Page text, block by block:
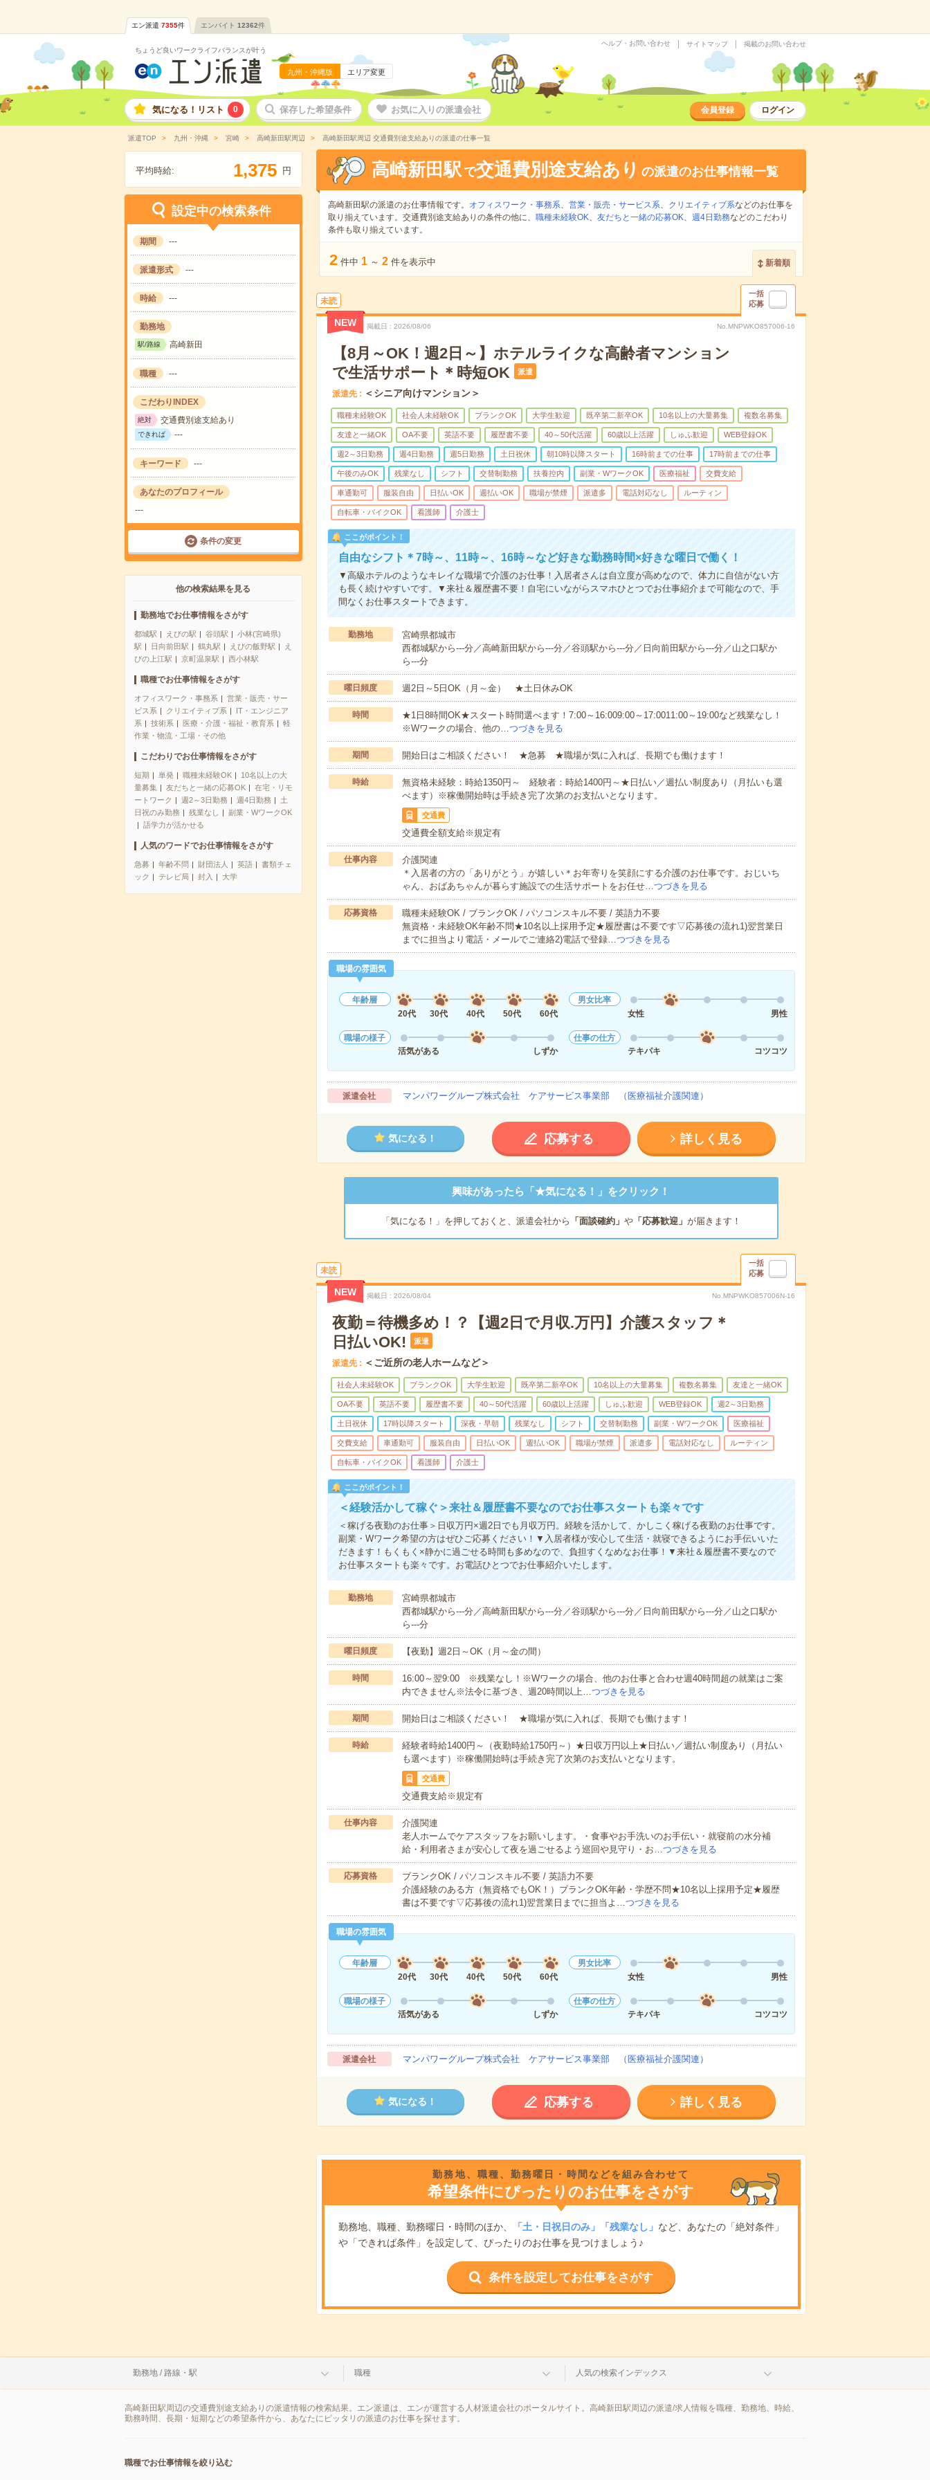
エン派遣 7355件 エンバイト 12362件
ちょうど良いワークライフバランスが叶う
九州・沖縄版 エリア変更
ヘルプ・お問い合わせ サイトマップ 掲載のお問い合わせ
気になる！リスト 0 保存した希望条件 お気に入りの派遣会社 会員登録 ログイン
派遣TOP 九州・沖縄 宮崎 高崎新田駅周辺 高崎新田駅周辺 交通費別途支給ありの派遣の仕事一覧
平均時給: 1,375 円
設定中の検索条件
期間 ---
派遣形式 ---
時給 ---
勤務地
駅/路線 高崎新田
職種 ---
こだわりINDEX
絶対 交通費別途支給あり
できれば ---
キーワード ---
あなたのプロフィール
---
条件の変更
他の検索結果を見る
勤務地でお仕事情報をさがす
都城駅 えびの駅 谷頭駅
小林(宮崎県)
駅
日向前田駅 鶴丸駅 えびの飯野駅
え
びの上江駅
京町温泉駅 西小林駅
職種でお仕事情報をさがす
オフィスワーク・事務系
営業・販売・サー
ビス系
クリエイティブ系
IT・エンジニア
系
技術系 医療・介護・福祉・教育系
軽
作業・物流・工場・その他
こだわりでお仕事情報をさがす
短期 単発 職種未経験OK
10名以上の大
量募集
友だちと一緒の応募OK
在宅・リモ
ートワーク
週2～3日勤務 週4日勤務
土
日祝のみ勤務
残業なし
副業・WワークOK
語学力が活かせる
人気のワードでお仕事情報をさがす
急募 年齢不問 財団法人 英語
書類チェ
ック
テレビ局 封入 大学
高崎新田駅 で交通費別途支給あり の派遣のお仕事情報一覧
高崎新田駅の派遣のお仕事情報です。 オフィスワーク・事務系、 営業・販売・サービス系、 クリエイティブ系などのお仕事を
取り揃えています。交通費別途支給ありの条件の他に、 職種未経験OK、 友だちと一緒の応募OK、 週4日勤務などのこだわり
条件も取り揃えています。
2 件中 1 ～ 2 件を表示中 新着順
未読
一括
応募
NEW 掲載日 2026/08/06 No.MNPWKO857006-16
【8月～OK！週2日～】ホテルライクな高齢者マンション
で生活サポート＊時短OK
派遣
派遣先 ＜シニア向けマンション＞
職種未経験OK 社会人未経験OK ブランクOK 大学生歓迎 既卒第二新卒OK 10名以上の大量募集 複数名募集
友達と一緒OK OA不要 英語不要 履歴書不要 40～50代活躍 60歳以上活躍 しゅふ歓迎 WEB登録OK
週2～3日勤務 週4日勤務 週5日勤務 土日祝休 朝10時以降スタート 16時前までの仕事 17時前までの仕事
午後のみOK 残業なし シフト 交替制勤務 扶養控内 副業・WワークOK 医療福祉 交費支給
車通勤可 服装自由 日払いOK 週払いOK 職場が禁煙 派遣多 電話対応なし ルーティン
自転車・バイクOK 看護師 介護士
ここがポイント！
自由なシフト＊7時～、11時～、16時～など好きな勤務時間×好きな曜日で働く！
▼高級ホテルのようなキレイな職場で介護のお仕事！入居者さんは自立度が高めなので、体力に自信がない方
も長く続けやすいです。▼来社＆履歴書不要！自宅にいながらスマホひとつでお仕事紹介まで可能なので、手
間なくお仕事スタートできます。
勤務地
宮崎県都城市
西都城駅から---分／高崎新田駅から---分／谷頭駅から---分／日向前田駅から---分／山之口駅か
ら---分
曜日頻度 週2日～5日OK（月～金） ★土日休みOK
時間
★1日8時間OK★スタート時間選べます！7:00～16:009:00～17:0011:00～19:00など残業なし！
※Wワークの場合、他の…つづきを見る
期間 開始日はご相談ください！ ★急募 ★職場が気に入れば、長期でも働けます！
時給
無資格未経験：時給1350円～ 経験者：時給1400円～★日払い／週払い制度あり（月払いも選
べます）※稼働開始時は手続き完了次第のお支払いとなります。
交通費
交通費全額支給※規定有
仕事内容
介護関連
＊入居者の方の「ありがとう」が嬉しい＊お年寄りを笑顔にする介護のお仕事です。おじいち
ゃん、おばあちゃんが暮らす施設での生活サポートをお任せ…つづきを見る
応募資格
職種未経験OK / ブランクOK / パソコンスキル不要 / 英語力不要
無資格・未経験OK年齢不問★10名以上採用予定★履歴書は不要です▽応募後の流れ1)翌営業日
までに担当より電話・メールでご連絡2)電話で登録…つづきを見る
職場の雰囲気
年齢層
20代
30代 40代 50代 60代
男女比率
女性
男性
職場の様子
活気がある
しずか
仕事の仕方
テキパキ
コツコツ
派遣会社 マンパワーグループ株式会社 ケアサービス事業部 （医療福祉介護関連）
気になる！ 応募する 詳しく見る
興味があったら「★気になる！」をクリック！
「気になる！」を押しておくと、派遣会社から 「面談確約」 や「応募歓迎」 が届きます！
未読
一括
応募
NEW 掲載日 2026/08/04 No.MNPWKO857006N-16
夜勤＝待機多め！？【週2日で月収.万円】介護スタッフ＊
日払いOK!
派遣
派遣先 ＜ご近所の老人ホームなど＞
社会人未経験OK ブランクOK 大学生歓迎 既卒第二新卒OK 10名以上の大量募集 複数名募集 友達と一緒OK
OA不要 英語不要 履歴書不要 40～50代活躍 60歳以上活躍 しゅふ歓迎 WEB登録OK 週2～3日勤務
土日祝休 17時以降スタート 深夜・早朝 残業なし シフト 交替制勤務 副業・WワークOK 医療福祉
交費支給 車通勤可 服装自由 日払いOK 週払いOK 職場が禁煙 派遣多 電話対応なし ルーティン
自転車・バイクOK 看護師 介護士
ここがポイント！
＜経験活かして稼ぐ＞来社＆履歴書不要なのでお仕事スタートも楽々です
＜稼げる夜勤のお仕事＞日収万円×週2日でも月収万円。経験を活かして、かしこく稼げる夜勤のお仕事です。
副業・Wワーク希望の方はぜひご応募ください！▼入居者様が安心して生活・就寝できるようにお手伝いいた
だきます！もくもく×静かに過ごせる時間も多めなので、負担すくなめなお仕事！▼来社＆履歴書不要なので
お仕事スタートも楽々です。お電話ひとつでお仕事紹介いたします。
勤務地
宮崎県都城市
西都城駅から---分／高崎新田駅から---分／谷頭駅から---分／日向前田駅から---分／山之口駅か
ら---分
曜日頻度 【夜勤】週2日～OK（月～金の間）
時間
16:00～翌9:00 ※残業なし！※Wワークの場合、他のお仕事と合わせ週40時間超の就業はご案
内できません※法令に基づき、週20時間以上…つづきを見る
期間 開始日はご相談ください！ ★職場が気に入れば、長期でも働けます！
時給
経験者時給1400円～（夜勤時給1750円～）★日収万円以上★日払い／週払い制度あり（月払い
も選べます）※稼働開始時は手続き完了次第のお支払いとなります。
交通費
交通費支給※規定有
仕事内容
介護関連
老人ホームでケアスタッフをお願いします。・食事やお手洗いのお手伝い・就寝前の水分補
給・利用者さまが安心して夜を過ごせるよう巡回や見守り・お…つづきを見る
応募資格
ブランクOK / パソコンスキル不要 / 英語力不要
介護経験のある方（無資格でもOK！）ブランクOK年齢・学歴不問★10名以上採用予定★履歴
書は不要です▽応募後の流れ1)翌営業日までに担当よ…つづきを見る
職場の雰囲気
年齢層
20代
30代 40代 50代 60代
男女比率
女性
男性
職場の様子
活気がある
しずか
仕事の仕方
テキパキ
コツコツ
派遣会社 マンパワーグループ株式会社 ケアサービス事業部 （医療福祉介護関連）
気になる！ 応募する 詳しく見る
勤務地、職種、勤務曜日・時間などを組み合わせて
希望条件にぴったりのお仕事をさがす
勤務地、職種、勤務曜日・時間のほか、 「土・日祝日のみ」「残業なし」 など、あなたの「絶対条件」
や「できれば条件」を設定して、ぴったりのお仕事を見つけましょう♪
条件を設定してお仕事をさがす
勤務地 / 路線・駅 職種 人気の検索インデックス
高崎新田駅周辺の交通費別途支給ありの派遣情報の検索結果。エン派遣は、エンが運営する人材派遣会社のポータルサイト。高崎新田駅周辺の派遣/求人情報を職種、勤務地、時給、
勤務時間、長期・短期などの希望条件から、あなたにピッタリの派遣のお仕事を探せます。
職種でお仕事情報を絞り込む